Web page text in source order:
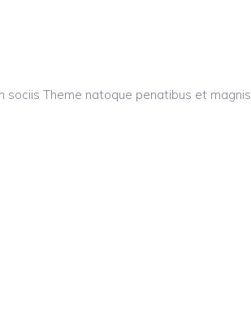
sociis Theme natoque penatibus et magnis